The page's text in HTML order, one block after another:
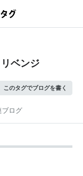
ベンジ
このタグでブログを書く
ブログ